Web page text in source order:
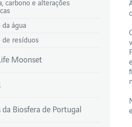
carbono e alterações
água
de resíduos
Moonset
da Biosfera de Portugal